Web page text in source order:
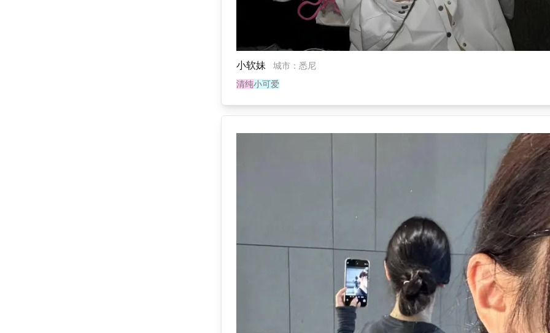
小软妹 城市 ： 悉尼
清纯小可爱